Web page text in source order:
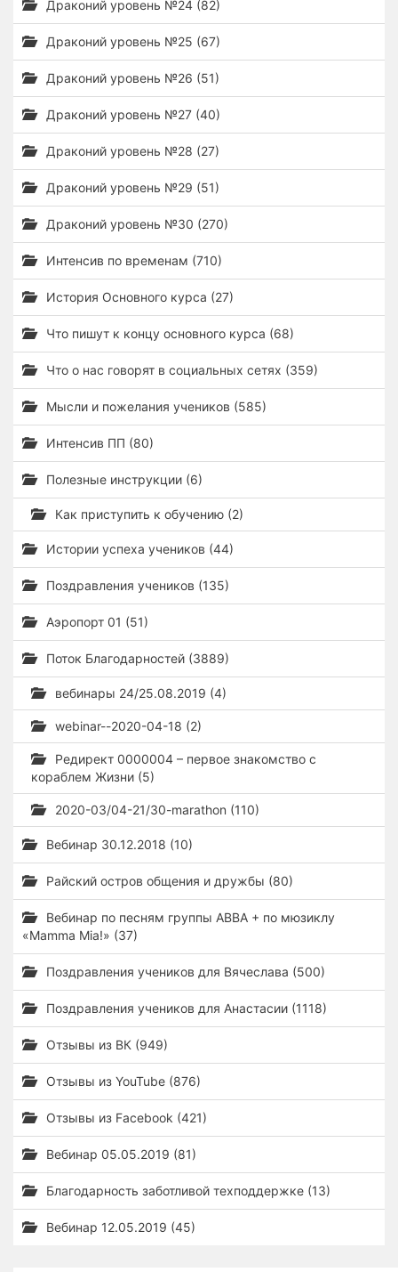
Драконий уровень №24 (82)
Драконий уровень №25 (67)
Драконий уровень №26 (51)
Драконий уровень №27 (40)
Драконий уровень №28 (27)
Драконий уровень №29 (51)
Драконий уровень №30 (270)
Интенсив по временам (710)
История Основного курса (27)
Что пишут к концу основного курса (68)
Что о нас говорят в социальных сетях (359)
Мысли и пожелания учеников (585)
Интенсив ПП (80)
Полезные инструкции (6)
Как приступить к обучению (2)
Истории успеха учеников (44)
Поздравления учеников (135)
Аэропорт 01 (51)
Поток Благодарностей (3889)
вебинары 24/25.08.2019 (4)
webinar--2020-04-18 (2)
Редирект 0000004 – первое знакомство с
кораблем Жизни (5)
2020-03/04-21/30-marathon (110)
Вебинар 30.12.2018 (10)
Райский остров общения и дружбы (80)
Вебинар по песням группы ABBA + по мюзиклу
«Mamma Mia!» (37)
Поздравления учеников для Вячеслава (500)
Поздравления учеников для Анастасии (1118)
Отзывы из ВК (949)
Отзывы из YouTube (876)
Отзывы из Facebook (421)
Вебинар 05.05.2019 (81)
Благодарность заботливой техподдержке (13)
Вебинар 12.05.2019 (45)